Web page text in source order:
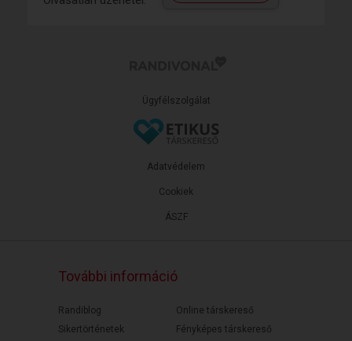
Ügyfélszolgálat
ÁSZF
Adatvédelem
Cookiek
További információ
Randiblog
Sikertörténetek
Online társkereső
Fényképes társkereső